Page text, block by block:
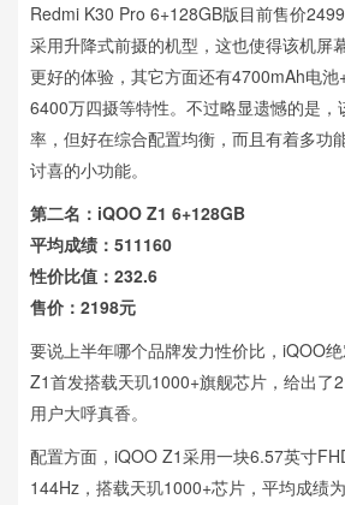
Redmi K30 Pro 6+128GB版目前售价
采用升降式前摄的机型，这也使得该机屏
更好的体验，其它方面还有4700mAh电
6400万四摄等特性。不过略显遗憾的是，
率，但好在综合配置均衡，而且有着多功
讨喜的小功能。
第二名：iQOO Z1 6+128GB
平均成绩：511160
性价比值：232.6
售价：2198元
要说上半年哪个品牌发力性价比，iQOO
Z1首发搭载天玑1000+旗舰芯片，给出了
用户大呼真香。
配置方面，iQOO Z1采用一块6.57英寸
144Hz，搭载天玑1000+芯片，平均成绩